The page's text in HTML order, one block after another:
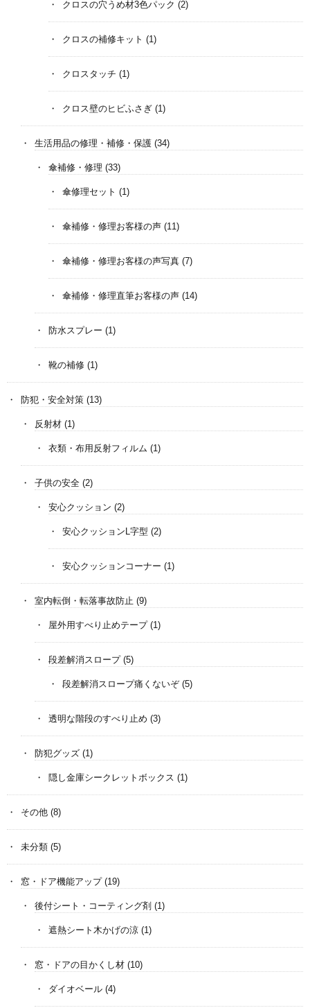
クロスの穴うめ材3色パック (2)
クロスの補修キット (1)
クロスタッチ (1)
クロス壁のヒビふさぎ (1)
生活用品の修理・補修・保護 (34)
傘補修・修理 (33)
傘修理セット (1)
傘補修・修理お客様の声 (11)
傘補修・修理お客様の声写真 (7)
傘補修・修理直筆お客様の声 (14)
防水スプレー (1)
靴の補修 (1)
防犯・安全対策 (13)
反射材 (1)
衣類・布用反射フィルム (1)
子供の安全 (2)
安心クッション (2)
安心クッションL字型 (2)
安心クッションコーナー (1)
室内転倒・転落事故防止 (9)
屋外用すべり止めテープ(1)
段差解消スロープ(5)
段差解消スロープ痛くないぞ(5)
透明な階段のすべり止め (3)
防犯グッズ (1)
隠し金庫シークレットボックス (1)
その他 (8)
未分類 (5)
窓・ドア機能アップ(19)
後付シート・コーティング剤 (1)
遮熱シート木かげの涼 (1)
窓・ドアの目かくし材 (10)
ダイオベール (4)